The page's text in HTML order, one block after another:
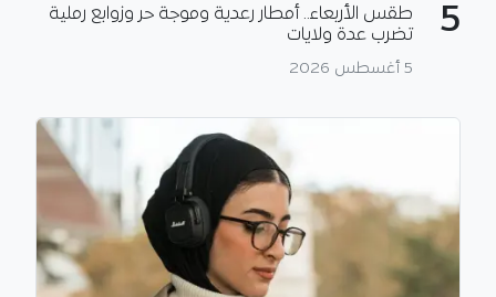
5
طقس الأربعاء.. أمطار رعدية وموجة حر وزوابع رملية
تضرب عدة ولايات
5 أغسطس 2026